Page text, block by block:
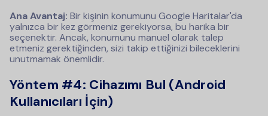
Ana Avantaj: Bir kişinin konumunu Google Haritalar'da
yalnızca bir kez görmeniz gerekiyorsa, bu harika bir
seçenektir. Ancak, konumunu manuel olarak talep
etmeniz gerektiğinden, sizi takip ettiğinizi bileceklerini
unutmamak önemlidir.
Yöntem #4: Cihazımı Bul (Android
Kullanıcıları İçin)